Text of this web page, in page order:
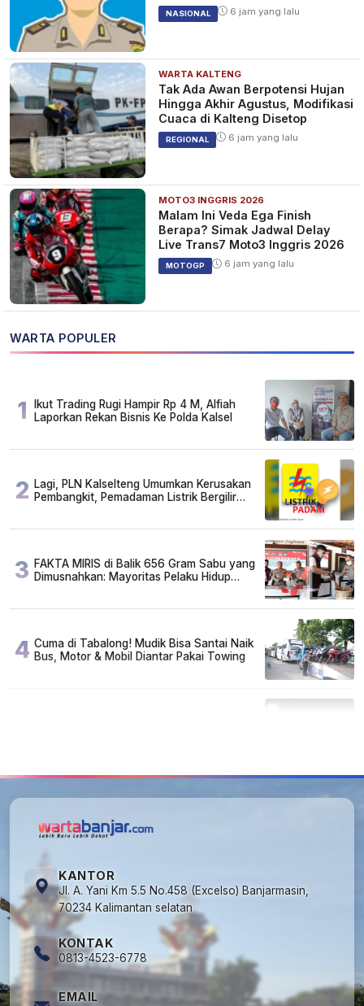
NASIONAL 6 jam yang lalu
WARTA KALTENG
Tak Ada Awan Berpotensi Hujan
Hingga Akhir Agustus, Modifikasi
Cuaca di Kalteng Disetop
REGIONAL 6 jam yang lalu
MOTO3 INGGRIS 2026
Malam Ini Veda Ega Finish
Berapa? Simak Jadwal Delay
Live Trans7 Moto3 Inggris 2026
MOTOGP 6 jam yang lalu
WARTA POPULER
1
Ikut Trading Rugi Hampir Rp 4 M, Alfiah
Laporkan Rekan Bisnis Ke Polda Kalsel
2 Lagi, PLN Kalselteng Umumkan Kerusakan
Pembangkit, Pemadaman Listrik Bergilir
3 FAKTA MIRIS di Balik 656 Gram Sabu yang
Dimusnahkan: Mayoritas Pelaku Hidup
4 Cuma di Tabalong! Mudik Bisa Santai Naik
Bus, Motor & Mobil Diantar Pakai Towing
KANTOR
Jl. A. Yani Km 5.5 No.458 (Excelso) Banjarmasin,
70234 Kalimantan selatan
KONTAK
0813-4523-6778
EMAIL